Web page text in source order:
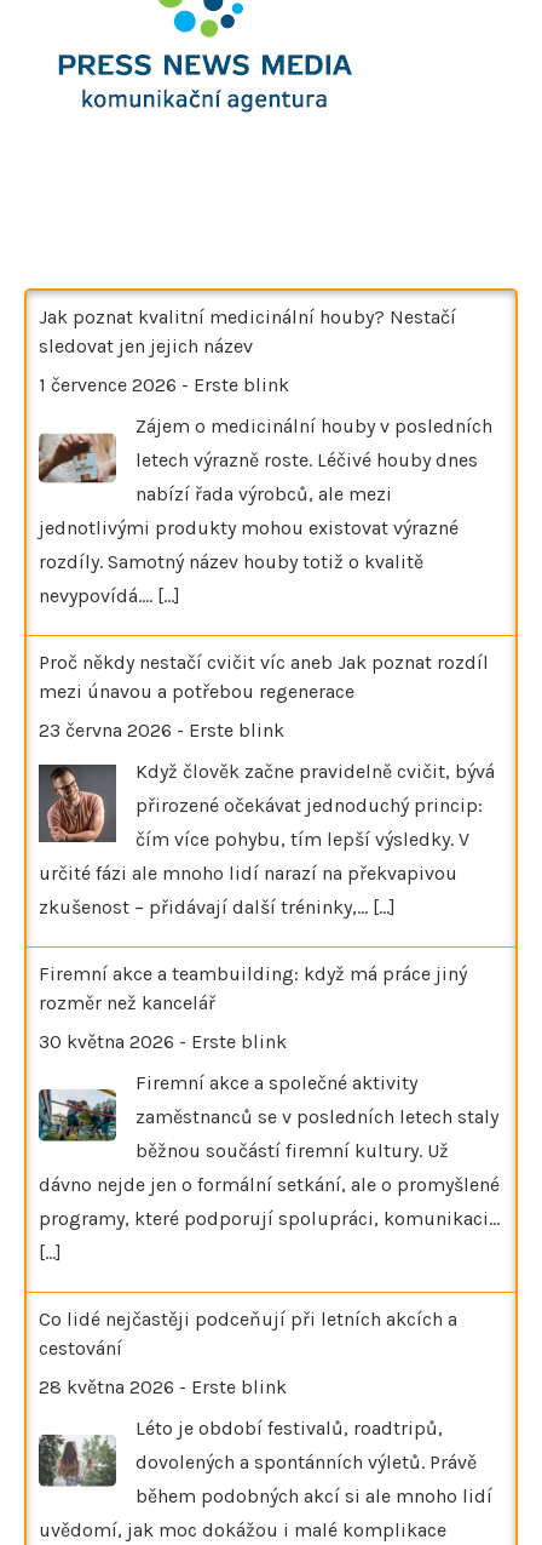
Jak poznat kvalitní medicinální houby? Nestačí
sledovat jen jejich název
1 července 2026 - Erste blink
Zájem o medicinální houby v posledních
letech výrazně roste. Léčivé houby dnes
nabízí řada výrobců, ale mezi
jednotlivými produkty mohou existovat výrazné
rozdíly. Samotný název houby totiž o kvalitě
nevypovídá.… [...]
Proč někdy nestačí cvičit víc aneb Jak poznat rozdíl
mezi únavou a potřebou regenerace
23 června 2026 - Erste blink
Když člověk začne pravidelně cvičit, bývá
přirozené očekávat jednoduchý princip:
čím více pohybu, tím lepší výsledky. V
určité fázi ale mnoho lidí narazí na překvapivou
zkušenost – přidávají další tréninky,… [...]
Firemní akce a teambuilding: když má práce jiný
rozměr než kancelář
30 května 2026 - Erste blink
Firemní akce a společné aktivity
zaměstnanců se v posledních letech staly
běžnou součástí firemní kultury. Už
dávno nejde jen o formální setkání, ale o promyšlené
programy, které podporují spolupráci, komunikaci…
[...]
Co lidé nejčastěji podceňují při letních akcích a
cestování
28 května 2026 - Erste blink
Léto je období festivalů, roadtripů,
dovolených a spontánních výletů. Právě
během podobných akcí si ale mnoho lidí
uvědomí, jak moc dokážou i malé komplikace